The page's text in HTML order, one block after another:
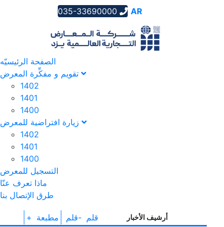
035-33690000 AR
الصفحة الرئیسیّه
تقویم و مفکِّرة المعرض
1402
1401
1400
1402
1401
1400
التسجیل للمعرض
ماذا تعرف عنّا
طرق الإتصال بنا
+ قلم -قلم مطبعة أرشيف الأخبار